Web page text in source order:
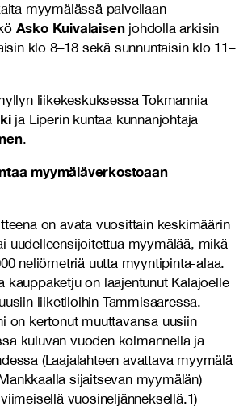
myymälässä palvellaan
Asko Kuivalaisenjohdolla arkisin
klo 8–18 sekä sunnuntaisin klo 11–
liikekeskuksessa Tokmannia
ja Liperin kuntaa kunnanjohtaja
.
myymäläverkostoaan
on avata vuosittain keskimäärin
uudelleensijoitettua myymälää, mikä
neliömetriä uutta myyntipinta-alaa.
kauppaketju on laajentunut Kalajoelle
liiketiloihin Tammisaaressa.
on kertonut muuttavansa uusiin
kuluvan vuoden kolmannella ja
(Laajalahteen avattava myymälä
sijaitsevan myymälän)
vuosineljänneksellä.1)